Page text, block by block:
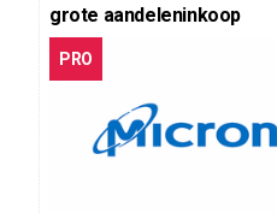
grote aandeleninkoop
PRO